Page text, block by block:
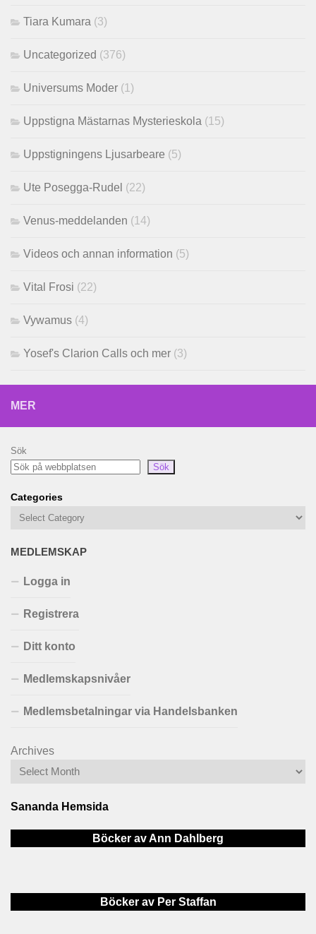
Tiara Kumara (3)
Uncategorized (376)
Universums Moder (1)
Uppstigna Mästarnas Mysterieskola (15)
Uppstigningens Ljusarbeare (5)
Ute Posegga-Rudel (22)
Venus-meddelanden (14)
Videos och annan information (5)
Vital Frosi (22)
Vywamus (4)
Yosef's Clarion Calls och mer (3)
MER
Sök
Sök
Categories
MEDLEMSKAP
Logga in
Registrera
Ditt konto
Medlemskapsnivåer
Medlemsbetalningar via Handelsbanken
Archives
Sananda Hemsida
Böcker av Ann Dahlberg
Böcker av Per Staffan